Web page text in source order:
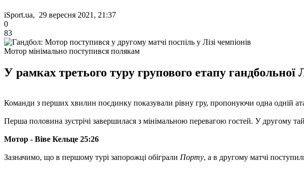
iSport.ua, 29 вересня 2021, 21:37
0
83
Мотор мінімально поступився полякам
У рамках третього туру групового етапу
Команди з перших хвилин поєдинку показували рівну гру, пропонуючи одна одній
Перша половина зустрічі завершилася з мінімальною перевагою гостей. У другому
Мотор - Віве Кельце 25:26
Зазначимо, що в першому турі запорожці обіграли Порту, а в другому матчі